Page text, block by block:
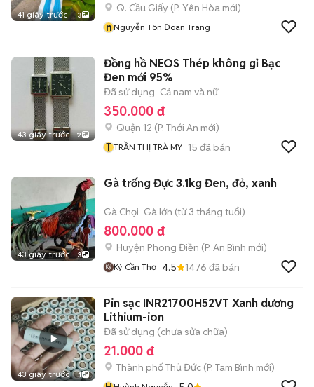
41 giây trước 3
Q. Cầu Giấy (P. Yên Hòa mới)
nNguyễn Tôn Đoan Trang
43 giây trước 2
Đồng hồ NEOS Thép không gỉ Bạc
Đen mới 95%
Đã sử dụng Cả nam và nữ
350.000 đ
Quận 12 (P. Thới An mới)
T TRẦN THỊ TRÀ MY 15 đã bán
43 giây trước 3
Gà trống Đực 3.1kg Đen, đỏ, xanh
Gà Chọi Gà lớn (từ 3 tháng tuổi)
800.000 đ
Huyện Phong Điền (P. An Bình mới)
Ký Cần Thơ 4.5 1476 đã bán
43 giây trước 1
Pin sạc INR21700H52VT Xanh dương
Lithium-ion
Đã sử dụng (chưa sửa chữa)
21.000 đ
Thành phố Thủ Đức (P. Tam Bình mới)